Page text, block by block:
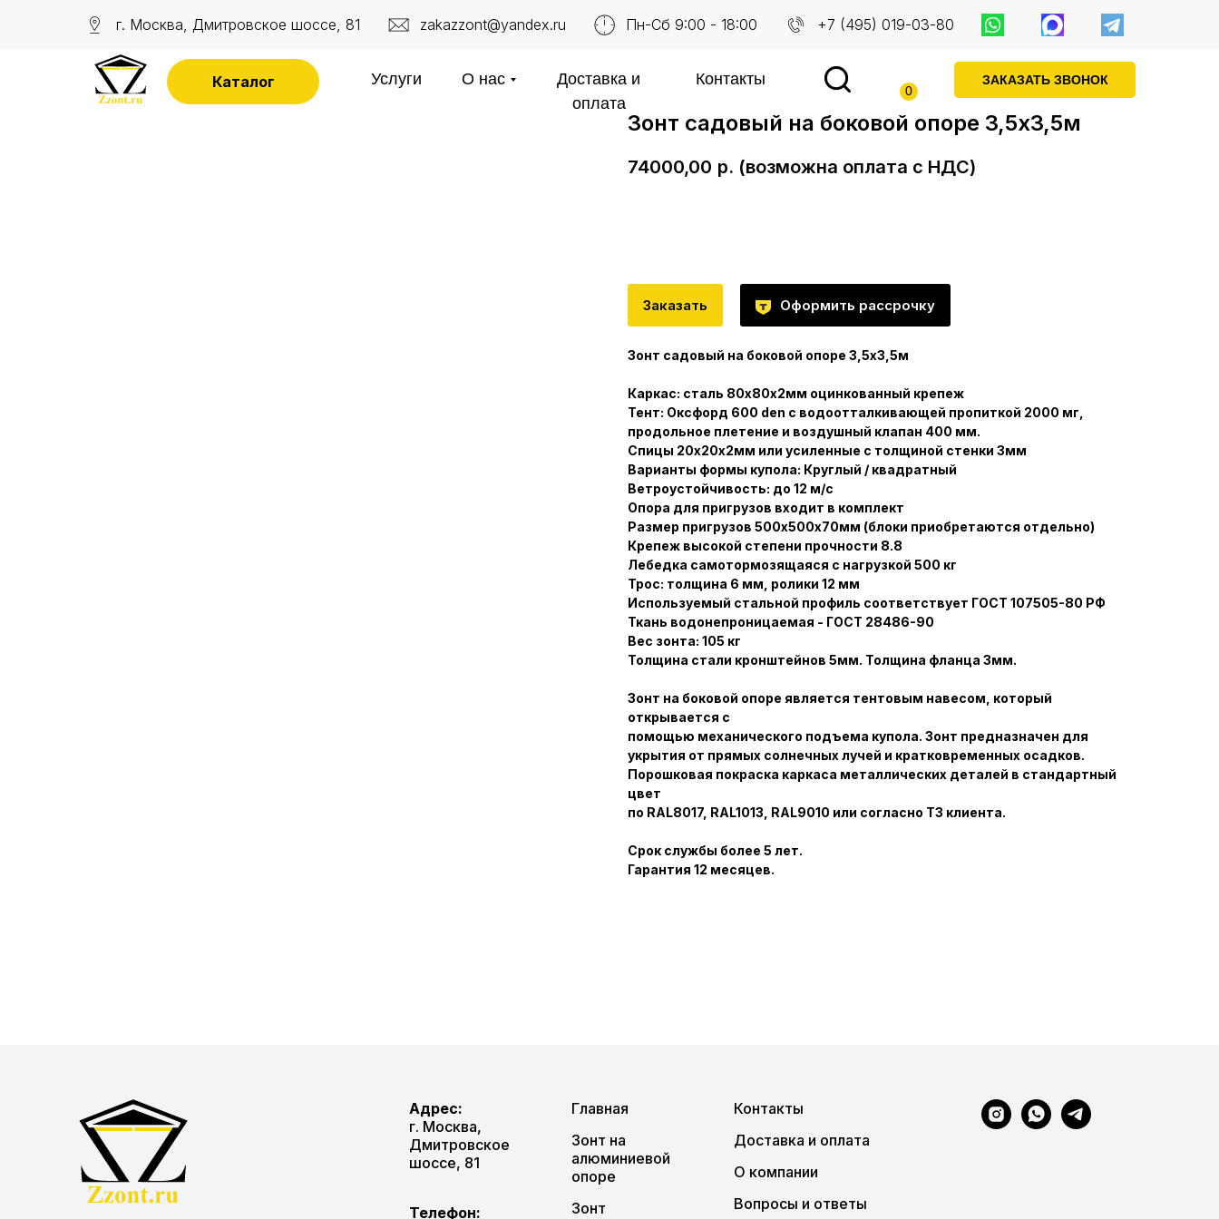
г. Москва, Дмитровское шоссе, 81 zakazzont@yandex.ru Пн-Сб 9:00 - 18:00 +7 (495) 019-03-80
Контакты
Доставка и
оплата
О нас
Услуги ЗАКАЗАТЬ ЗВОНОК
0
Каталог
Зонт садовый на боковой опоре 3,5х3,5м
74000,00 р. (возможна оплата с НДС)
Заказать Оформить рассрочку
Зонт садовый на боковой опоре 3,5х3,5м
Каркас: сталь 80х80х2мм оцинкованный крепеж
Тент: Оксфорд 600 den с водоотталкивающей пропиткой 2000 мг,
продольное плетение и воздушный клапан 400 мм.
Спицы 20х20х2мм или усиленные с толщиной стенки 3мм
Варианты формы купола: Круглый / квадратный
Ветроустойчивость: до 12 м/с
Опора для пригрузов входит в комплект
Размер пригрузов 500х500х70мм (блоки приобретаются отдельно)
Крепеж высокой степени прочности 8.8
Лебедка самотормозящаяся с нагрузкой 500 кг
Трос: толщина 6 мм, ролики 12 мм
Используемый стальной профиль соответствует ГОСТ 107505-80 РФ
Ткань водонепроницаемая - ГОСТ 28486-90
Вес зонта: 105 кг
Толщина стали кронштейнов 5мм. Толщина фланца 3мм.
Зонт на боковой опоре является тентовым навесом, который
открывается с
помощью механического подъема купола. Зонт предназначен для
укрытия от прямых солнечных лучей и кратковременных осадков.
Порошковая покраска каркаса металлических деталей в стандартный
цвет
по RAL8017, RAL1013, RAL9010 или согласно ТЗ клиента.
Срок службы более 5 лет.
Гарантия 12 месяцев.
Адрес:
г. Москва,
Дмитровское
шоссе, 81
Телефон:
Главная
Зонт на
алюминиевой
опоре
Зонт
Контакты
Доставка и оплата
О компании
Вопросы и ответы